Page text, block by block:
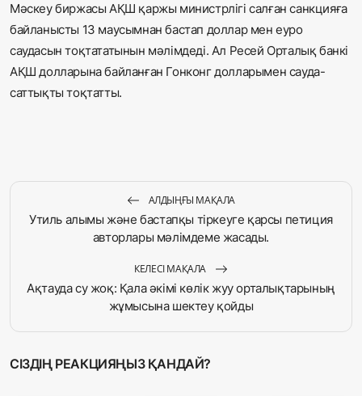
Мәскеу биржасы АҚШ қаржы министрлігі салған санкцияға
байланысты 13 маусымнан бастап доллар мен еуро
саудасын тоқтататынын мәлімдеді. Ал Ресей Орталық банкі
АҚШ долларына байланған Гонконг долларымен сауда-
саттықты тоқтатты.
АЛДЫҢҒЫ МАҚАЛА
Утиль алымы және бастапқы тіркеуге қарсы петиция
авторлары мәлімдеме жасады.
КЕЛЕСІ МАҚАЛА
Ақтауда су жоқ: Қала әкімі көлік жуу орталықтарының
жұмысына шектеу қойды
СІЗДІҢ РЕАКЦИЯҢЫЗ ҚАНДАЙ?